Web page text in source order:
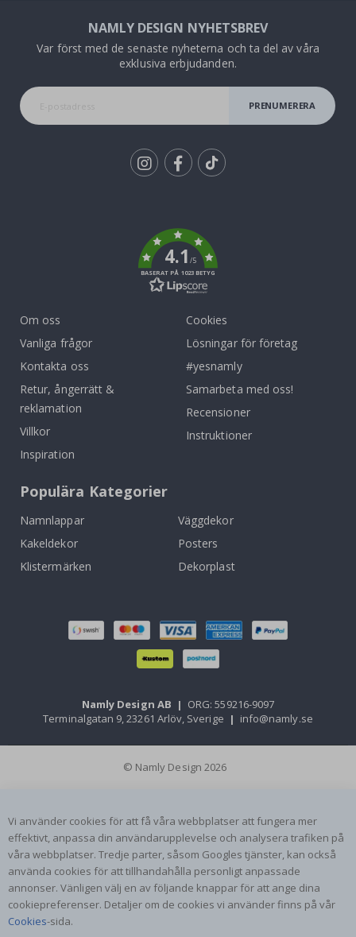
NAMLY DESIGN NYHETSBREV
Var först med de senaste nyheterna och ta del av våra
exklusiva erbjudanden.
PRENUMERERA
4.1/5
BASERAT PÅ 1023 BETYG
Om oss
Vanliga frågor
Kontakta oss
Retur, ångerrätt &
reklamation
Villkor
Inspiration
Cookies
Lösningar för företag
#yesnamly
Samarbeta med oss!
Recensioner
Instruktioner
Populära Kategorier
Namnlappar
Väggdekor
Kakeldekor
Posters
Klistermärken
Dekorplast
Namly Design AB | ORG: 559216-9097
Terminalgatan 9, 23261 Arlöv, Sverige | info@namly.se
© Namly Design 2026
Vi använder cookies för att få våra webbplatser att fungera mer
effektivt, anpassa din användarupplevelse och analysera trafiken på
våra webbplatser. Tredje parter, såsom Googles tjänster, kan också
använda cookies för att tillhandahålla personligt anpassade
annonser. Vänligen välj en av följande knappar för att ange dina
cookiepreferenser. Detaljer om de cookies vi använder finns på vår
Cookies-sida.